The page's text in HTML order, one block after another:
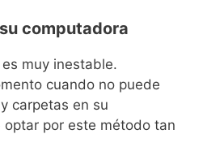
computadora
muy inestable.
cuando no puede
carpetas en su
por este método tan